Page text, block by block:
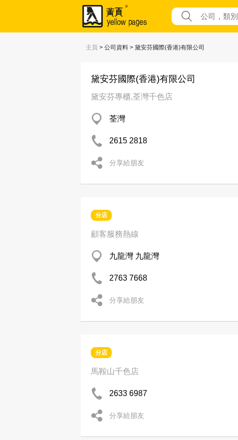
主頁 > 公司資料 > 黛安芬國際(香港)有限公司
黛安芬國際(香港)有限公司
黛安芬專櫃,荃灣千色店
荃灣
2615 2818
分享給朋友
分店
顧客服務熱線
九龍灣 九龍灣
2763 7668
分享給朋友
分店
馬鞍山千色店
2633 6987
分享給朋友